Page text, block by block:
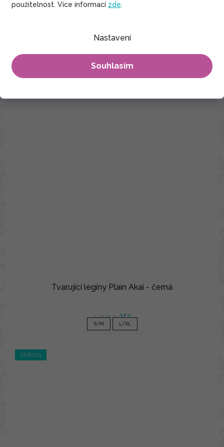
použitelnost. Více informací zde.
Nastavení
Souhlasím
Tvarující legíny Plain Akai - černá
1 090 Kč
S/M L/XL
Viskóza